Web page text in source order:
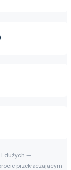
i dużych —
przekraczającym